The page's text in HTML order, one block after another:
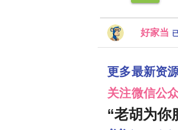
好家当
更多最新资
关注微信公
“老胡为你